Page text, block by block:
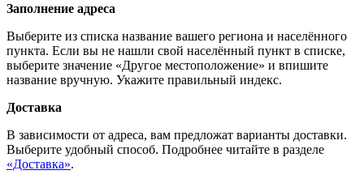
Заполнение адреса
Выберите из списка название вашего региона и населённого
пункта. Если вы не нашли свой населённый пункт в списке,
выберите значение «Другое местоположение» и впишите
название вручную. Укажите правильный индекс.
Доставка
В зависимости от адреса, вам предложат варианты доставки.
Выберите удобный способ. Подробнее читайте в разделе
«Доставка».